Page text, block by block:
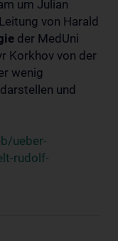
um Julian
von Harald
der MedUni
Korkhov von der
wenig
und
ueber-
rudolf-